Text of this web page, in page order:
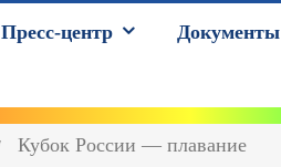
Пресс-центр Документы
Кубок России — плавание